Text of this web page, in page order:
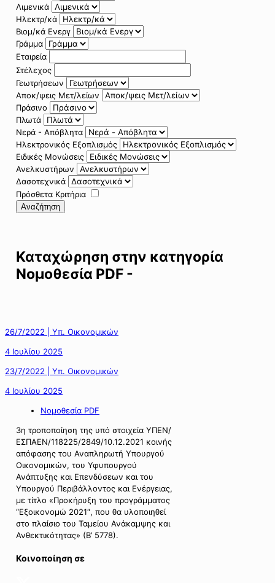
Λιμενικά
Ηλεκτρ/κά
Βιομ/κά Ενεργ
Γράμμα
Εταιρεία
Στέλεχος
Γεωτρήσεων
Αποκ/ψεις Μετ/λείων
Πράσινο
Πλωτά
Νερά - Απόβλητα
Ηλεκτρονικός Εξοπλισμός
Ειδικές Μονώσεις
Ανελκυστήρων
Δασοτεχνικά
Πρόσθετα Κριτήρια
Αναζήτηση
Καταχώρηση στην κατηγορία
Νομοθεσία PDF -
26/7/2022 | Υπ. Οικονομικών
4 Ιουλίου 2025
23/7/2022 | Υπ. Οικονομικών
4 Ιουλίου 2025
Νομοθεσία PDF
3η τροποποίηση της υπό στοιχεία ΥΠΕΝ/
ΕΣΠΑΕΝ/118225/2849/10.12.2021 κοινής
απόφασης του Αναπληρωτή Υπουργού
Οικονομικών, του Υφυπουργού
Ανάπτυξης και Επενδύσεων και του
Υπουργού Περιβάλλοντος και Ενέργειας,
με τίτλο «Προκήρυξη του προγράμματος
“Εξοικονομώ 2021″, που θα υλοποιηθεί
στο πλαίσιο του Ταμείου Ανάκαμψης και
Ανθεκτικότητας» (Β’ 5778).
Κοινοποίηση σε